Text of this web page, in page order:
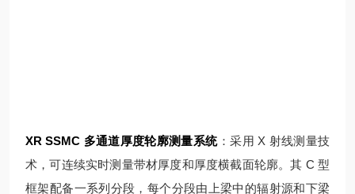
XR SSMC 多通道厚度轮廓测量系统：采用 X 射线测量技
术，可连续实时测量带材厚度和厚度横截面轮廓。其 C 型
框架配备一系列分段，每个分段由上梁中的辐射源和下梁